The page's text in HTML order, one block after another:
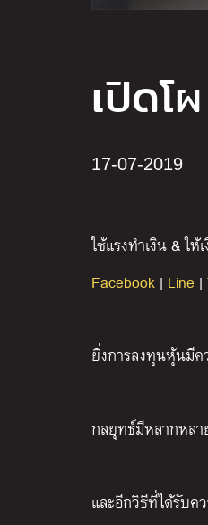
เปิดโ
17-07-2019
ใช้แรงทำเงิน & ใ
Facebook | Line |
ยิ่งการลงทุนหุ้นมีค
กลยุทธ์มีหลากหล
และอีกวิธีที่ได้รับ